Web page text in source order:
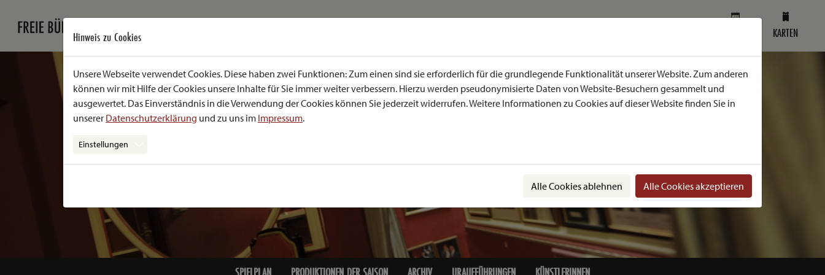
KARTEN
Hinweis zu Cookies
Unsere Webseite verwendet Cookies. Diese haben zwei Funktionen: Zum einen sind sie erforderlich für die grundlegende Funktionalität unserer Website. Zum anderen
können wir mit Hilfe der Cookies unsere Inhalte für Sie immer weiter verbessern. Hierzu werden pseudonymisierte Daten von Website-Besuchern gesammelt und
ausgewertet. Das Einverständnis in die Verwendung der Cookies können Sie jederzeit widerrufen. Weitere Informationen zu Cookies auf dieser Website finden Sie in
unserer Datenschutzerklärung und zu uns im Impressum.
Einstellungen
Alle Cookies ablehnen Alle Cookies akzeptieren